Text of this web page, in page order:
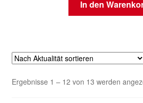
In den
Ergebnisse 1 – 12 von 13 werden